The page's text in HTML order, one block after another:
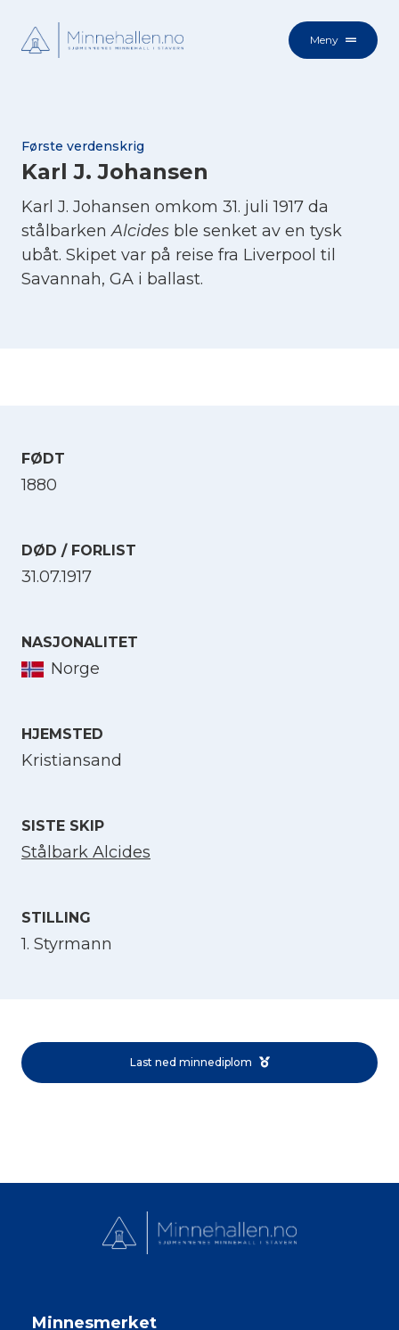
Meny
Første verdenskrig
Karl J. Johansen
Karl J. Johansen omkom 31. juli 1917 da
stålbarkenAlcides ble senket av en tysk
ubåt. Skipet var på reise fra Liverpool til
Savannah, GA i ballast.
FØDT
1880
DØD / FORLIST
31.07.1917
NASJONALITET
Norge
HJEMSTED
Kristiansand
SISTE SKIP
Stålbark Alcides
STILLING
1. Styrmann
Last ned minnediplom
Minnesmerket
Norsk bokmål